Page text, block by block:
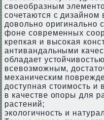
своеобразным
сочетаются с дизайном
довольно оригинально
фоне современных
крепкая и высокая
антивандальными
обладает
всевозможным,
механическим
доступная стоимость и
в качестве опоры для
растений;
экологичность и